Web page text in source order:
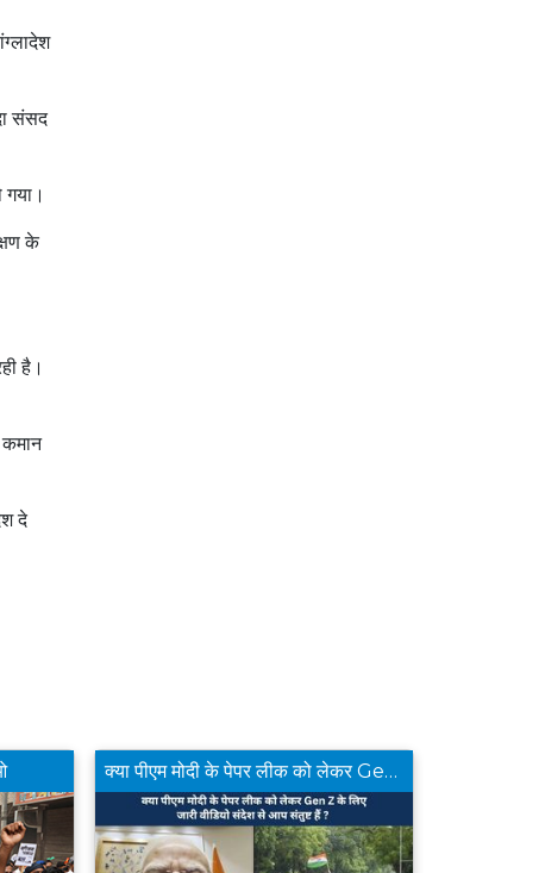
संसद
गया।
के
है।
कमान
दे
क्या पीएम मोदी के पेपर लीक को लेकर Gen Z के लिए जारी वीडियो संदेश से आप संतुष्ट हैं ?